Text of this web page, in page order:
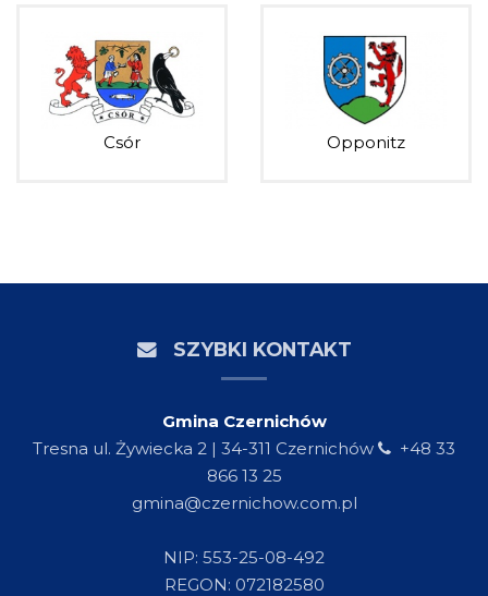
Csór Opponitz
SZYBKI KONTAKT
Gmina Czernichów
Tresna ul. Żywiecka 2 | 34-311 Czernichów
+48 33
866 13 25
gmina@czernichow.com.pl
NIP: 553-25-08-492
REGON: 072182580